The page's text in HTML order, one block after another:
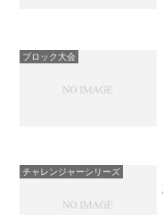
ブロック大会
チャレンジャーシリーズ